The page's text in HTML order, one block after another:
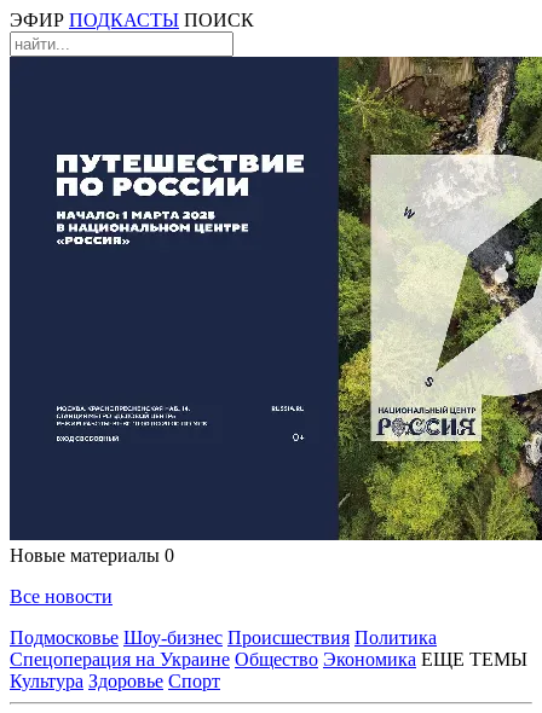
ЭФИР ПОДКАСТЫ ПОИСК
Новые материалы 0
Все новости
Подмосковье Шоу-бизнес Происшествия Политика
Спецоперация на Украине Общество Экономика ЕЩЕ ТЕМЫ
Культура Здоровье Спорт